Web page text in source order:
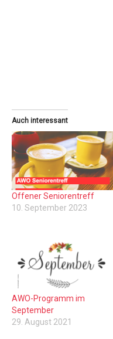
Auch interessant
Offener Seniorentreff
10. September 2023
AWO-Programm im
September
29. August 2021